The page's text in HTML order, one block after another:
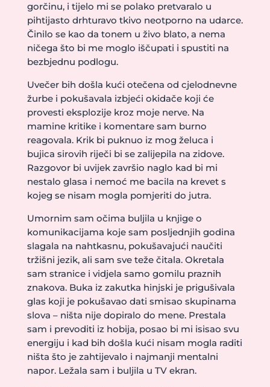
gorčinu, i tijelo mi se polako pretvaralo u
pihtijasto drhturavo tkivo neotporno na udarce.
Činilo se kao da tonem u živo blato, a nema
ničega što bi me moglo iščupati i spustiti na
bezbjednu podlogu.
Uvečer bih došla kući otečena od cjelodnevne
žurbe i pokušavala izbjeći okidače koji će
provesti eksplozije kroz moje nerve. Na
mamine kritike i komentare sam burno
reagovala. Krik bi puknuo iz mog želuca i
bujica sirovih riječi bi se zalijepila na zidove.
Razgovor bi uvijek završio naglo kad bi mi
nestalo glasa i nemoć me bacila na krevet s
kojeg se nisam mogla pomjeriti do jutra.
Umornim sam očima buljila u knjige o
komunikacijama koje sam posljednjih godina
slagala na nahtkasnu, pokušavajući naučiti
tržišni jezik, ali sam sve teže čitala. Okretala
sam stranice i vidjela samo gomilu praznih
znakova. Buka iz zakutka hinjski je prigušivala
glas koji je pokušavao dati smisao skupinama
slova – ništa nije dopiralo do mene. Prestala
sam i prevoditi iz hobija, posao bi mi isisao svu
energiju i kad bih došla kući nisam mogla raditi
ništa što je zahtijevalo i najmanji mentalni
napor. Ležala sam i buljila u TV ekran.